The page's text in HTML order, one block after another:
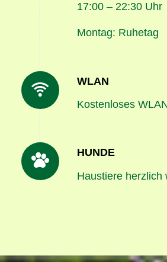
17:00 – 22:30 Uhr
Montag: Ruhetag
WLAN
Kostenloses
HUNDE
Haustiere herzlich